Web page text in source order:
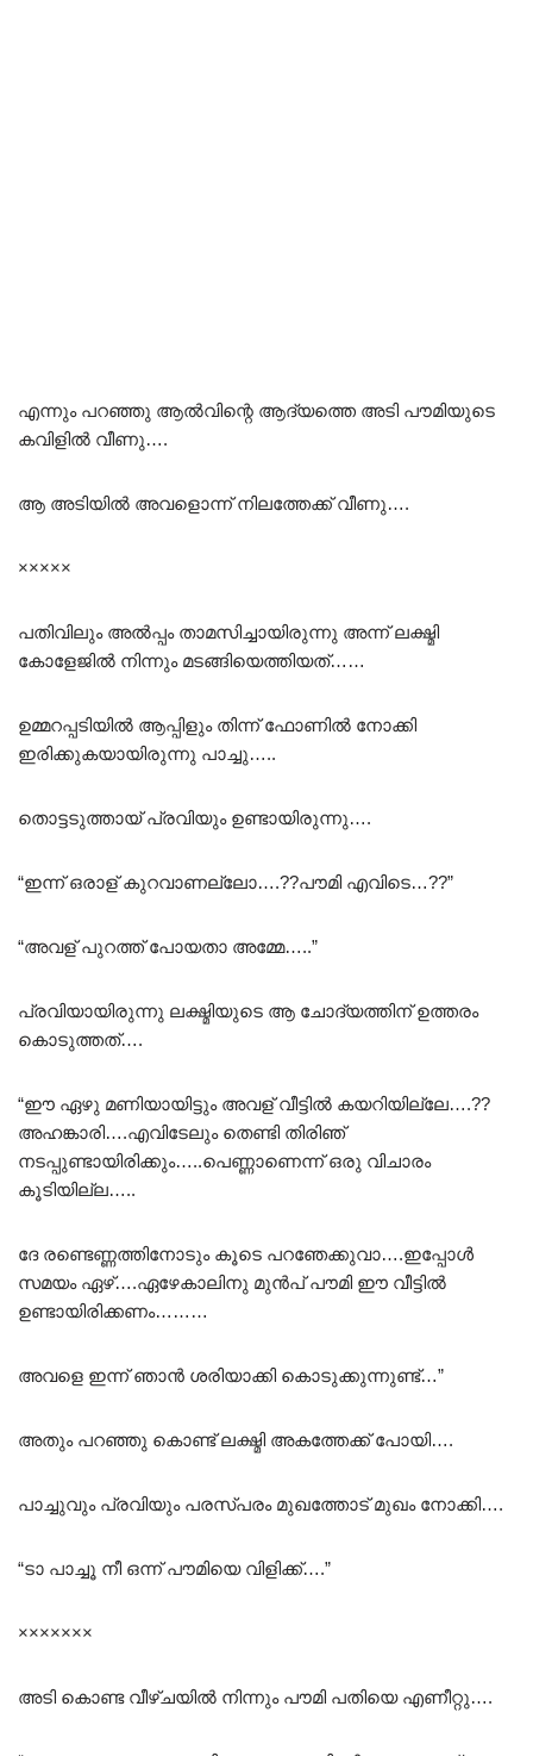
എന്നും പറഞ്ഞു ആൽവിന്റെ ആദ്യത്തെ അടി പൗമിയുടെ
കവിളിൽ വീണു….
ആ അടിയിൽ അവളൊന്ന് നിലത്തേക്ക് വീണു….
×××××
പതിവിലും അൽപ്പം താമസിച്ചായിരുന്നു അന്ന് ലക്ഷ്മി
കോളേജിൽ നിന്നും മടങ്ങിയെത്തിയത്……
ഉമ്മറപ്പടിയിൽ ആപ്പിളും തിന്ന് ഫോണിൽ നോക്കി
ഇരിക്കുകയായിരുന്നു പാച്ചു…..
തൊട്ടടുത്തായ് പ്രവിയും ഉണ്ടായിരുന്നു….
“ഇന്ന് ഒരാള് കുറവാണല്ലോ….??പൗമി എവിടെ…??”
“അവള് പുറത്ത് പോയതാ അമ്മേ…..”
പ്രവിയായിരുന്നു ലക്ഷ്മിയുടെ ആ ചോദ്യത്തിന് ഉത്തരം
കൊടുത്തത്….
“ഈ ഏഴു മണിയായിട്ടും അവള് വീട്ടിൽ കയറിയില്ലേ….??
അഹങ്കാരി….എവിടേലും തെണ്ടി തിരിഞ്
നടപ്പുണ്ടായിരിക്കും…..പെണ്ണാണെന്ന് ഒരു വിചാരം
കൂടിയില്ല…..
ദേ രണ്ടെണ്ണത്തിനോടും കൂടെ പറഞേക്കുവാ….ഇപ്പോൾ
സമയം ഏഴ്….ഏഴേകാലിനു മുൻപ് പൗമി ഈ വീട്ടിൽ
ഉണ്ടായിരിക്കണം………
അവളെ ഇന്ന് ഞാൻ ശരിയാക്കി കൊടുക്കുന്നുണ്ട്…”
അതും പറഞ്ഞു കൊണ്ട് ലക്ഷ്മി അകത്തേക്ക് പോയി….
പാച്ചുവും പ്രവിയും പരസ്പരം മുഖത്തോട് മുഖം നോക്കി….
“ടാ പാച്ചൂ നീ ഒന്ന് പൗമിയെ വിളിക്ക്….”
×××××××
അടി കൊണ്ട വീഴ്ചയിൽ നിന്നും പൗമി പതിയെ എണീറ്റു….